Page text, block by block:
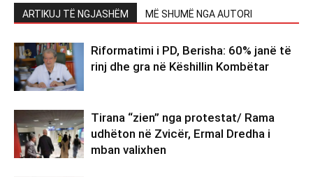
ARTIKUJ TË NGJASHËM MË SHUMË NGA AUTORI
Riformatimi i PD, Berisha: 60% janë të
rinj dhe gra në Këshillin Kombëtar
Tirana “zien” nga protestat/ Rama
udhëton në Zvicër, Ermal Dredha i
mban valixhen